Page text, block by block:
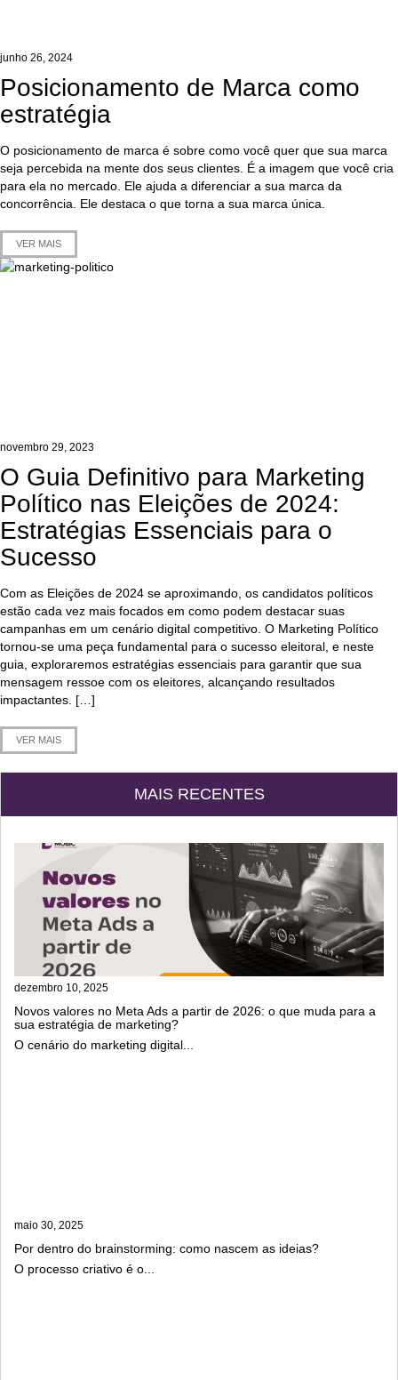
junho 26, 2024
Posicionamento de Marca como
estratégia
O posicionamento de marca é sobre como você quer que sua marca
seja percebida na mente dos seus clientes. É a imagem que você cria
para ela no mercado. Ele ajuda a diferenciar a sua marca da
concorrência. Ele destaca o que torna a sua marca única.
VER MAIS
novembro 29, 2023
O Guia Definitivo para Marketing
Político nas Eleições de 2024:
Estratégias Essenciais para o
Sucesso
Com as Eleições de 2024 se aproximando, os candidatos políticos
estão cada vez mais focados em como podem destacar suas
campanhas em um cenário digital competitivo. O Marketing Político
tornou-se uma peça fundamental para o sucesso eleitoral, e neste
guia, exploraremos estratégias essenciais para garantir que sua
mensagem ressoe com os eleitores, alcançando resultados
impactantes. […]
VER MAIS
MAIS RECENTES
dezembro 10, 2025
Novos valores no Meta Ads a partir de 2026: o que muda para a
sua estratégia de marketing?
O cenário do marketing digital...
maio 30, 2025
Por dentro do brainstorming: como nascem as ideias?
O processo criativo é o...